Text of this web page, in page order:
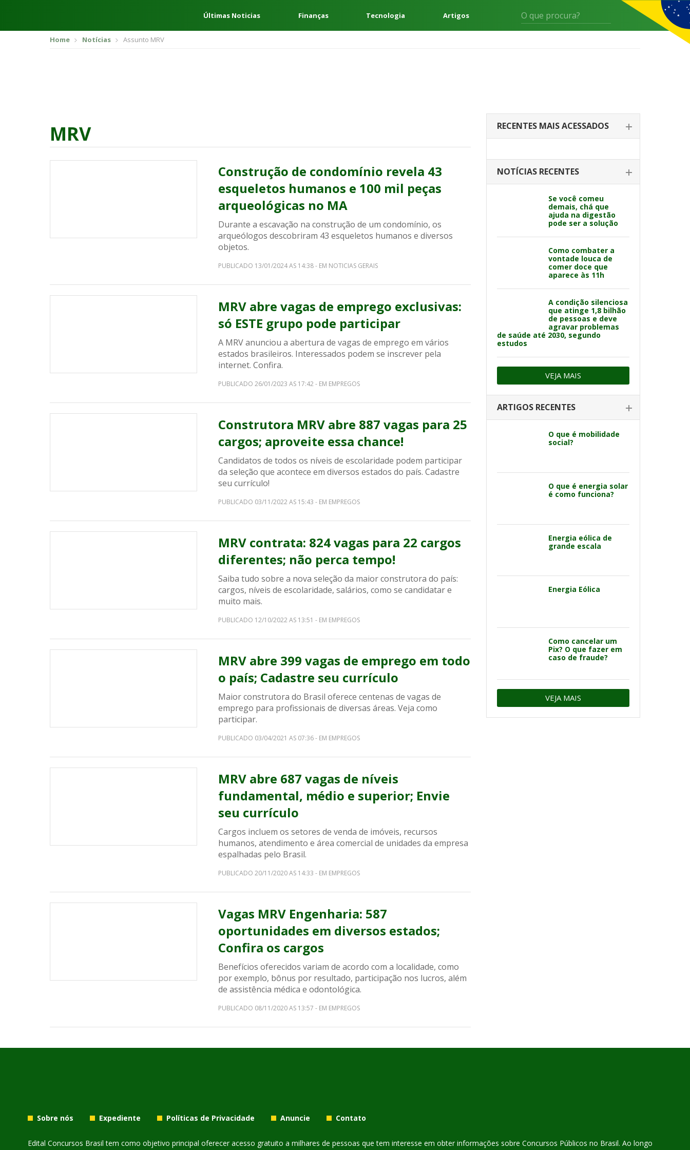
Últimas Noticias Finanças Tecnologia Artigos
Home Notícias Assunto MRV
MRV
Construção de condomínio revela 43
esqueletos humanos e 100 mil peças
arqueológicas no MA
Durante a escavação na construção de um condomínio, os
arqueólogos descobriram 43 esqueletos humanos e diversos
objetos.
PUBLICADO 13/01/2024 AS 14:38 - EM NOTICIAS GERAIS
MRV abre vagas de emprego exclusivas:
só ESTE grupo pode participar
A MRV anunciou a abertura de vagas de emprego em vários
estados brasileiros. Interessados podem se inscrever pela
internet. Confira.
PUBLICADO 26/01/2023 AS 17:42 - EM EMPREGOS
Construtora MRV abre 887 vagas para 25
cargos; aproveite essa chance!
Candidatos de todos os níveis de escolaridade podem participar
da seleção que acontece em diversos estados do país. Cadastre
seu currículo!
PUBLICADO 03/11/2022 AS 15:43 - EM EMPREGOS
MRV contrata: 824 vagas para 22 cargos
diferentes; não perca tempo!
Saiba tudo sobre a nova seleção da maior construtora do país:
cargos, níveis de escolaridade, salários, como se candidatar e
muito mais.
PUBLICADO 12/10/2022 AS 13:51 - EM EMPREGOS
MRV abre 399 vagas de emprego em todo
o país; Cadastre seu currículo
Maior construtora do Brasil oferece centenas de vagas de
emprego para profissionais de diversas áreas. Veja como
participar.
PUBLICADO 03/04/2021 AS 07:36 - EM EMPREGOS
MRV abre 687 vagas de níveis
fundamental, médio e superior; Envie
seu currículo
Cargos incluem os setores de venda de imóveis, recursos
humanos, atendimento e área comercial de unidades da empresa
espalhadas pelo Brasil.
PUBLICADO 20/11/2020 AS 14:33 - EM EMPREGOS
Vagas MRV Engenharia: 587
oportunidades em diversos estados;
Confira os cargos
Benefícios oferecidos variam de acordo com a localidade, como
por exemplo, bônus por resultado, participação nos lucros, além
de assistência médica e odontológica.
PUBLICADO 08/11/2020 AS 13:57 - EM EMPREGOS
RECENTES MAIS ACESSADOS
NOTÍCIAS RECENTES
Se você comeu
demais, chá que
ajuda na digestão
pode ser a solução
Como combater a
vontade louca de
comer doce que
aparece às 11h
A condição silenciosa
que atinge 1,8 bilhão
de pessoas e deve
agravar problemas
de saúde até 2030, segundo
estudos
VEJA MAIS
ARTIGOS RECENTES
O que é mobilidade
social?
O que é energia solar
é como funciona?
Energia eólica de
grande escala
Energia Eólica
Como cancelar um
Pix? O que fazer em
caso de fraude?
VEJA MAIS
Sobre nós Expediente Políticas de Privacidade Anuncie Contato
Edital Concursos Brasil tem como objetivo principal oferecer acesso gratuito a milhares de pessoas que tem interesse em obter informações sobre Concursos Públicos no Brasil. Ao longo